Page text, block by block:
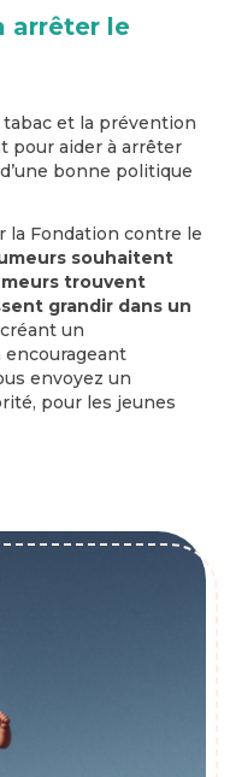
arrêter le
tabac et la prévention
pour aider à arrêter
bonne politique
la Fondation contre le
souhaitent
trouvent
grandir dans un
un
envoyez un
pour les jeunes